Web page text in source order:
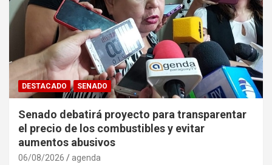
DESTACADO SENADO
Senado debatirá proyecto para transparentar
el precio de los combustibles y evitar
aumentos abusivos
06/08/2026 agenda